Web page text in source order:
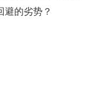
避的劣势？